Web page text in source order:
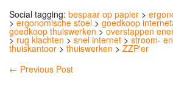
Social tagging: bespaar op papier >
> ergonomische stoel > goedkoop
goedkoop thuiswerken >overstappen
> rug klachten > snel internet > stroom-
thuiskantoor > thuiswerken > ZZP'er
← Previous Post